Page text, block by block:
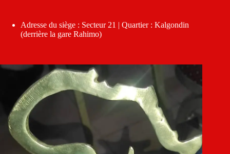
Adresse du siège : Secteur 21 | Quartier : Kalgondin
(derrière la gare Rahimo)